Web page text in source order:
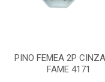
PINO FEMEA 2P
FAME 4171